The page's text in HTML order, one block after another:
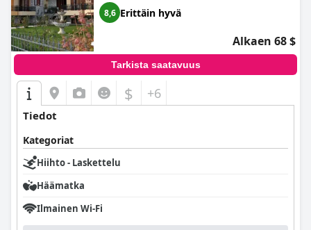
8,6 Erittäin hyvä
Alkaen 68 $
Tarkista saatavuus
$ +6
Tiedot
Kategoriat
Hiihto - Laskettelu
Häämatka
Ilmainen Wi-Fi